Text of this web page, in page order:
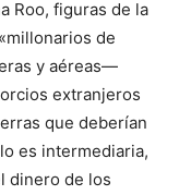
Roo, figuras de la
de
y aéreas—
extranjeros
que deberían
es intermediaria,
dinero de los